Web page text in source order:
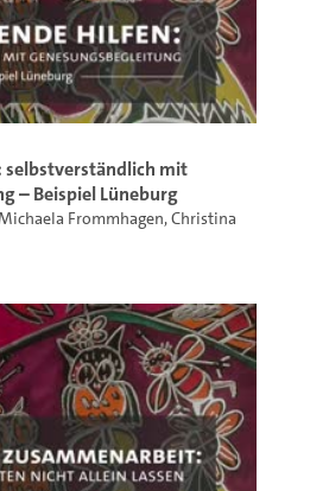
selbstverständlich mit
– Beispiel Lüneburg
Frommhagen,Christina